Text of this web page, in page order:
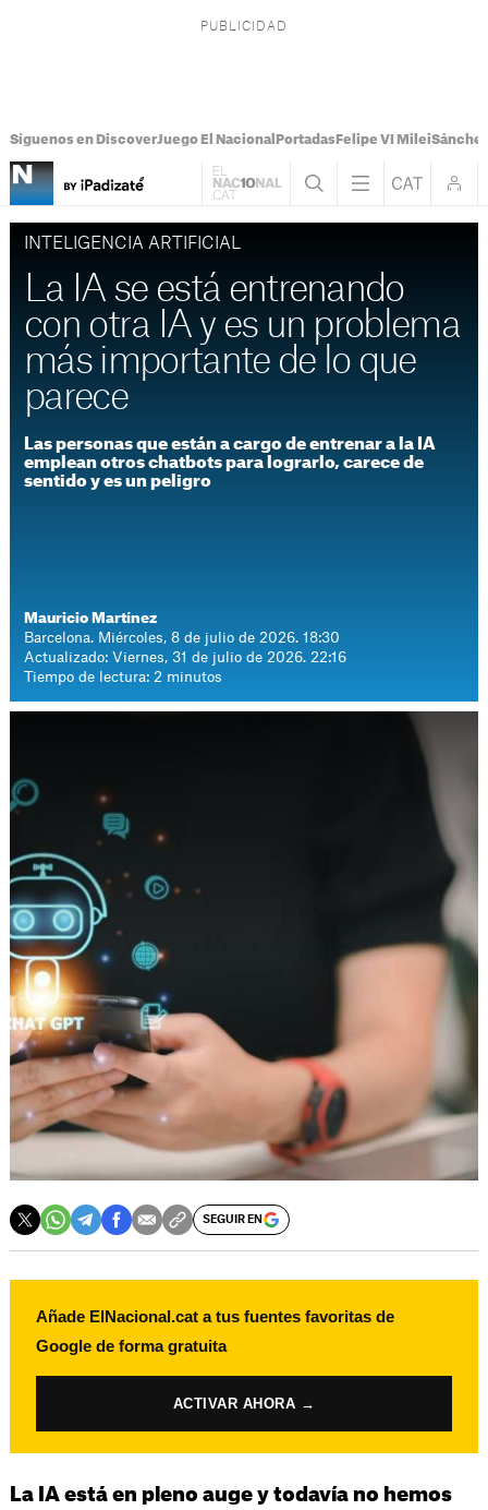
Síguenos en DiscoverJuego El Nacional PortadasFelipe VI Milei
INTELIGENCIA ARTIFICIAL
La IA se está entrenando
con otra IA y es un problema
más importante de lo que
parece
Las personas que están a cargo de entrenar a la IA
emplean otros chatbots para lograrlo, carece de
sentido y es un peligro
Mauricio Martínez
Barcelona. Miércoles, 8 de julio de 2026. 18:30
Actualizado: Viernes, 31 de julio de 2026. 22:16
Tiempo de lectura: 2 minutos
SEGUIR EN
Añade ElNacional.cat a tus fuentes favoritas de
Google de forma gratuita
ACTIVAR AHORA →
La IA está en pleno auge y todavía no hemos